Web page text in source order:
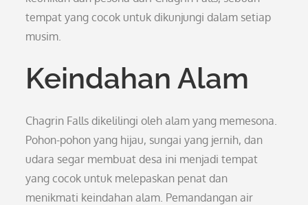
tempat yang cocok untuk dikunjungi dalam setiap
musim.
Keindahan Alam
Chagrin Falls dikelilingi oleh alam yang memesona.
Pohon-pohon yang hijau, sungai yang jernih, dan
udara segar membuat desa ini menjadi tempat
yang cocok untuk melepaskan penat dan
menikmati keindahan alam. Pemandangan air